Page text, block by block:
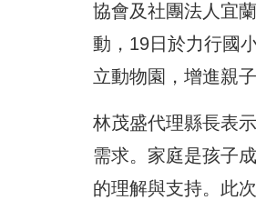
協會及社團法人宜
動，19日於力行國
立動物園，增進親
林茂盛代理縣長表
需求。家庭是孩子
的理解與支持。此